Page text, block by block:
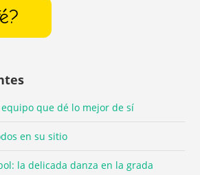
que dé lo mejor de sí
en su sitio
la delicada danza en la grada